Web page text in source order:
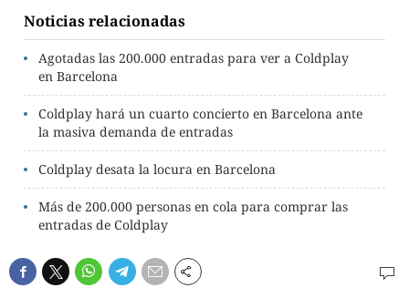
Noticias relacionadas
Agotadas las 200.000 entradas para ver a Coldplay
en Barcelona
Coldplay hará un cuarto concierto en Barcelona ante
la masiva demanda de entradas
Coldplay desata la locura en Barcelona
Más de 200.000 personas en cola para comprar las
entradas de Coldplay